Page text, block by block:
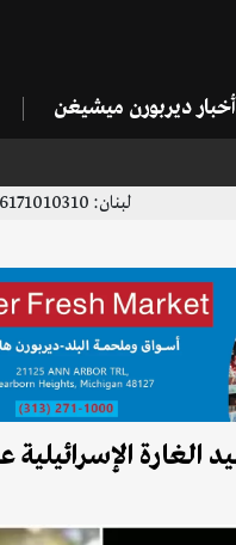
أخبار ديربورن ميشيغن
لبنان: 96171010310+ ديربورن: 13137751171+ | 13136996923+